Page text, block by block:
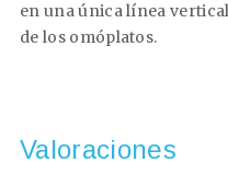
en una única línea
de los omóplatos.
Valoraciones